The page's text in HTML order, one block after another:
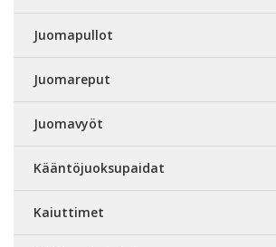
Juomapullot
Juomareput
Juomavyöt
Kääntöjuoksupaidat
Kaiuttimet